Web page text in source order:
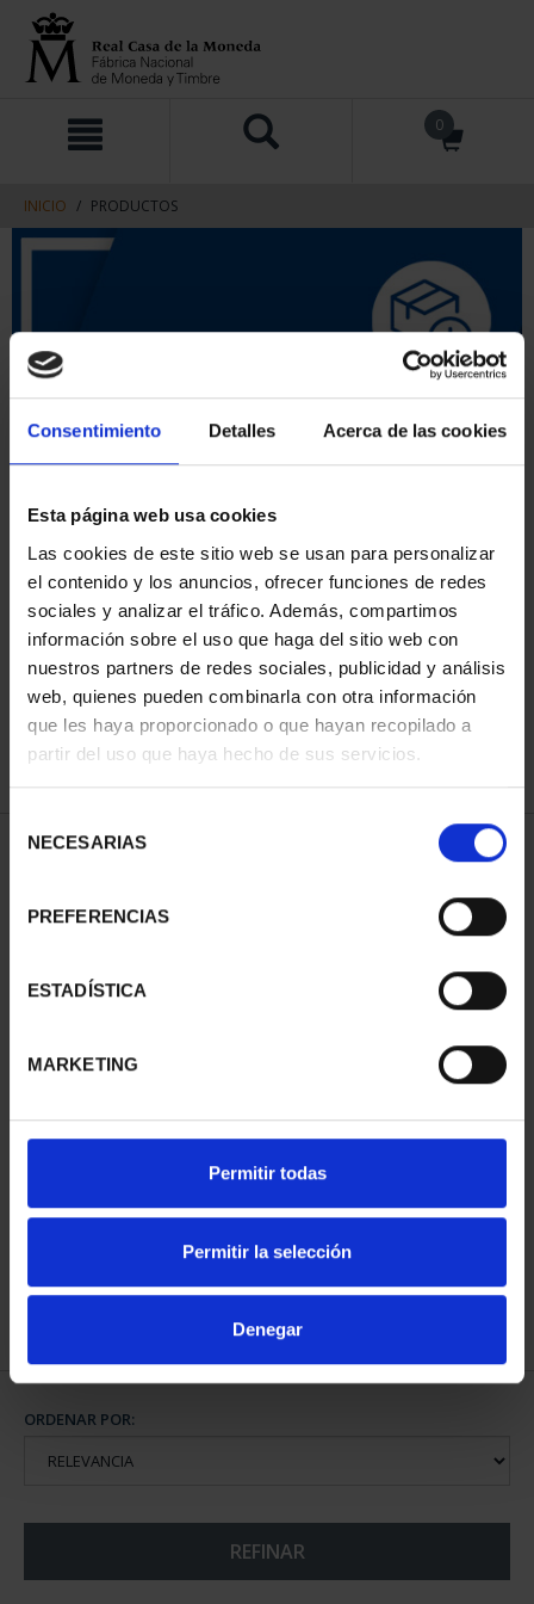
Consentimiento Detalles Acerca de las cookies
Esta página web usa cookies
Las cookies de este sitio web se usan para personalizar
el contenido y los anuncios, ofrecer funciones de redes
sociales y analizar el tráfico. Además, compartimos
información sobre el uso que haga del sitio web con
nuestros partners de redes sociales, publicidad y análisis
web, quienes pueden combinarla con otra información
que les haya proporcionado o que hayan recopilado a
partir del uso que haya hecho de sus servicios.
NECESARIAS
PREFERENCIAS
ESTADÍSTICA
MARKETING
Permitir todas
Permitir la selección
Denegar
contenido
navegacin
0
INICIO PRODUCTOS
ORDENAR POR:
REFINAR
1 Productos encontrados
CIUDADES PATRIMONIO
73,00 €
ORDENAR POR:
REFINAR